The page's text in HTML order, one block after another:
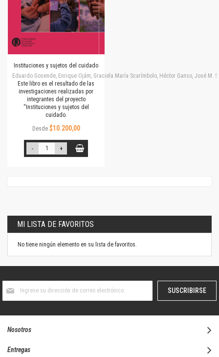
Instituciones y sujetos del cuidado
Eduardo Gosende, Enrique Ojám, Graciela María Scarímbolo, Héctor Ganso, José
Este libro es el resultado de las
investigaciones realizadas por
integrantes del proyecto
“Instituciones y sujetos del
cuidado.
Desde $10.200,00
- +
MI LISTA DE FAVORITOS
No tiene ningún elemento en su lista de favoritos.
boletín
SUSCRIBIRSE
Nosotros
Entregas